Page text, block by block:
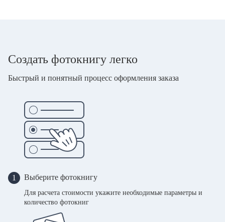
Создать фотокнигу легко
Быстрый и понятный процесс оформления заказа
1 Выберите фотокнигу
Для расчета стоимости укажите необходимые параметры и
количество фотокниг